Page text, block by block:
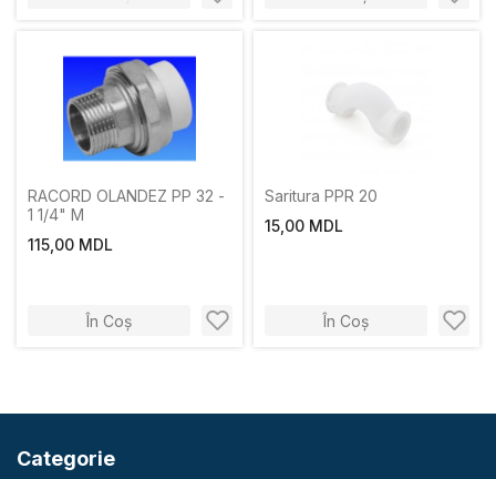
RACORD OLANDEZ PP 32 -
1 1/4" M
115,00 MDL
În Coș
Saritura PPR 20
15,00 MDL
În Coș
Categorie